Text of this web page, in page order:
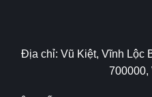
Địa chỉ: Vũ Kiệt, Vĩnh Lộc
700000,